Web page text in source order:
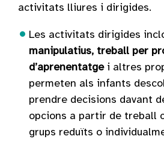
activitats lliures i dirigides.
Les activitats dirigides
manipulatius, treball per
d’aprenentatgei altres
permeten als infants
prendre decisions davant
opcions a partir de treball
grups reduïts o